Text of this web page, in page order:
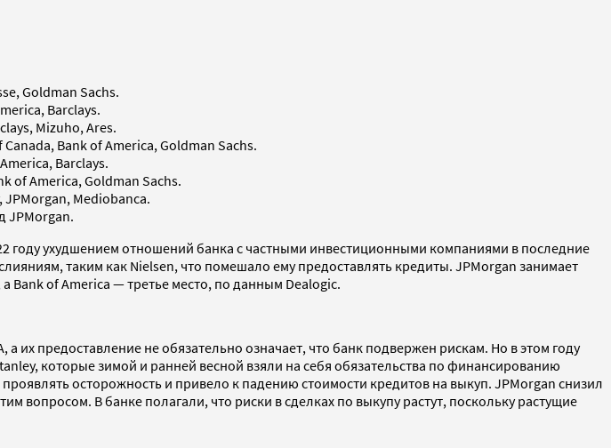
Goldman Sachs.
Barclays.
Mizuho, Ares.
Bank of America, Goldman Sachs.
Barclays.
of America, Goldman Sachs.
Mediobanca.
JPMorgan.
году ухудшением отношений банка с частными инвестиционными компаниями в последние
таким как Nielsen, что помешало ему предоставлять кредиты. JPMorgan занимает
Bank of America — третье место, по данным Dealogic.
предоставление не обязательно означает, что банк подвержен рискам. Но в этом году
которые зимой и ранней весной взяли на себя обязательства по финансированию
осторожность и привело к падению стоимости кредитов на выкуп. JPMorgan снизил
вопросом. В банке полагали, что риски в сделках по выкупу растут, поскольку растущие